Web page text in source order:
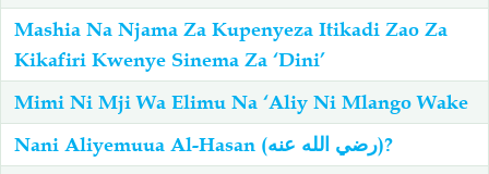
Mashia Na Njama Za Kupenyeza Itikadi Zao Za
Kikafiri Kwenye Sinema Za ‘Dini’
Mimi Ni Mji Wa Elimu Na ‘Aliy Ni Mlango Wake
Nani Aliyemuua Al-Hasan (رضي الله عنه)?